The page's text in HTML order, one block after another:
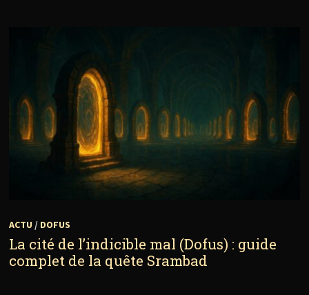
ACTU / DOFUS
La cité de l’indicible mal (Dofus) : guide
complet de la quête Srambad